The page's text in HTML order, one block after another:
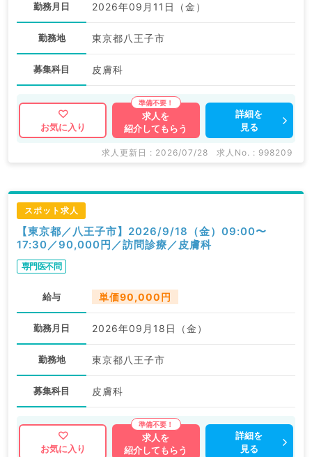
勤務月日 2026年09月11日（金）
勤務地 東京都八王子市
募集科目 皮膚科
お気に入り
求人を
紹介してもらう
詳細を
見る
求人更新日 : 2026/07/28 求人No. : 998209
スポット求人
【東京都／八王子市】2026/9/18（金）09:00〜
17:30／90,000円／訪問診療／皮膚科
専門医不問
給与 単価90,000円
勤務月日 2026年09月18日（金）
勤務地 東京都八王子市
募集科目 皮膚科
お気に入り
求人を
紹介してもらう
詳細を
見る